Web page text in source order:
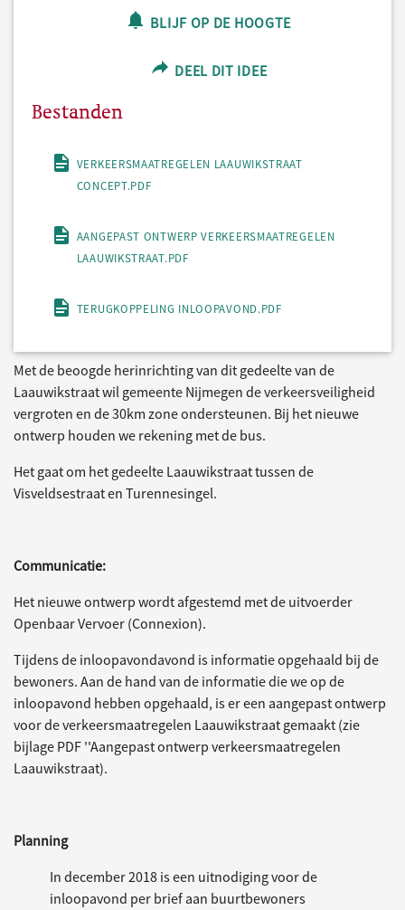
BLIJF OP DE HOOGTE
DEEL DIT IDEE
Bestanden
VERKEERSMAATREGELEN LAAUWIKSTRAAT
CONCEPT.PDF
AANGEPAST ONTWERP VERKEERSMAATREGELEN
LAAUWIKSTRAAT.PDF
TERUGKOPPELING INLOOPAVOND.PDF
Met de beoogde herinrichting van dit gedeelte van de
Laauwikstraat wil gemeente Nijmegen de verkeersveiligheid
vergroten en de 30km zone ondersteunen. Bij het nieuwe
ontwerp houden we rekening met de bus.
Het gaat om het gedeelte Laauwikstraat tussen de
Visveldsestraat en Turennesingel.
Communicatie:
Het nieuwe ontwerp wordt afgestemd met de uitvoerder
Openbaar Vervoer (Connexion).
Tijdens de inloopavondavond is informatie opgehaald bij de
bewoners. Aan de hand van de informatie die we op de
inloopavond hebben opgehaald, is er een aangepast ontwerp
voor de verkeersmaatregelen Laauwikstraat gemaakt (zie
bijlage PDF ''Aangepast ontwerp verkeersmaatregelen
Laauwikstraat).
Planning
In december 2018 is een uitnodiging voor de
inloopavond per brief aan buurtbewoners